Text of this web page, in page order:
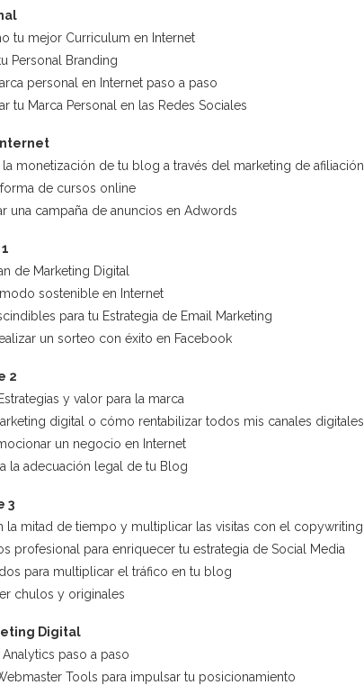
tu mejor Curriculum en Internet
Personal Branding
personal en Internet paso a paso
tu Marca Personal en las Redes Sociales
monetización de tu blog a través del marketing de afiliación
de cursos online
una campaña de anuncios en Adwords
de Marketing Digital
sostenible en Internet
para tu Estrategia de Email Marketing
un sorteo con éxito en Facebook
2
y valor para la marca
digital o cómo rentabilizar todos mis canales digitales
un negocio en Internet
la adecuación legal de tu Blog
3
la mitad de tiempo y multiplicar las visitas con el copywriting
profesional para enriquecer tu estrategia de Social Media
para multiplicar el tráfico en tu blog
chulos y originales
Digital
paso a paso
Tools para impulsar tu posicionamiento